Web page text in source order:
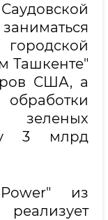
Ташкенте"
США, а
зеленых
3 млрд
из